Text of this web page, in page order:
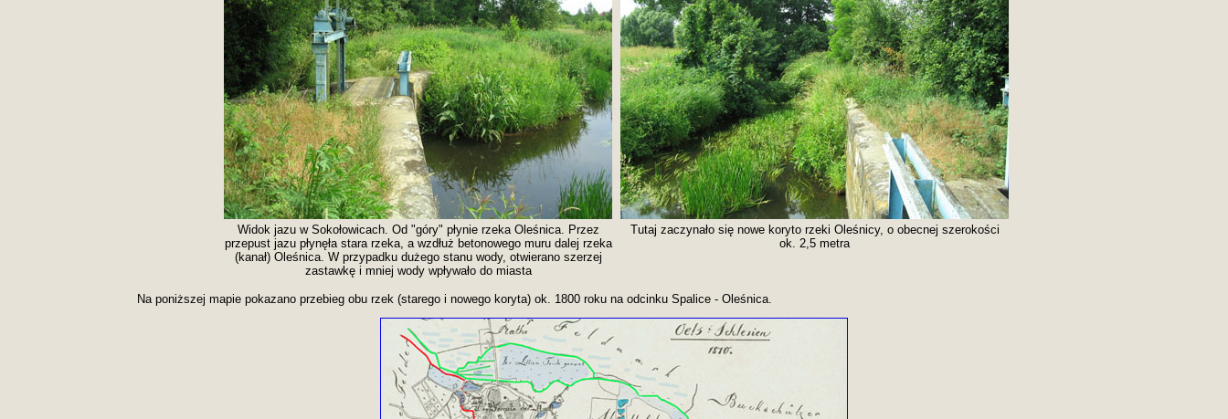
Widok jazu w Sokołowicach. Od "góry" płynie rzeka Oleśnica. Przez
przepust jazu płynęła stara rzeka, a wzdłuż betonowego muru dalej rzeka
(kanał) Oleśnica. W przypadku dużego stanu wody, otwierano szerzej
zastawkę i mniej wody wpływało do miasta
Tutaj zaczynało się nowe koryto rzeki Oleśnicy, o obecnej szerokości
ok. 2,5 metra
Na poniższej mapie pokazano przebieg obu rzek (starego i nowego koryta) ok. 1800 roku na odcinku Spalice - Oleśnica.